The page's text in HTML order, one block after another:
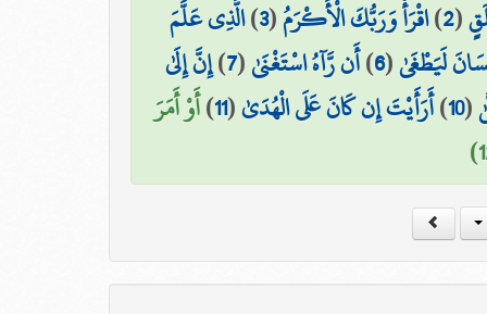
(
2
)اقْرَأْ وَرَبُّكَ الْأَكْرَمُ(
3
)الَّذِي عَلَّمَ
لَيَطْغَىٰ(
6
)أَن رَّآهُ اسْتَغْنَىٰ(
7
)إِنَّ إِلَىٰ
(
10
)أَرَأَيْتَ إِن كَانَ عَلَى الْهُدَىٰ(
11
)أَوْ أَمَرَ